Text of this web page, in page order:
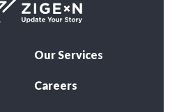
Our Services
Careers